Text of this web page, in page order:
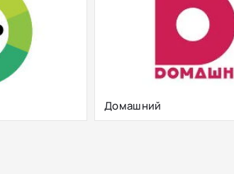
Домашний